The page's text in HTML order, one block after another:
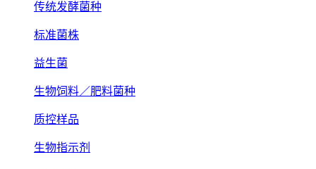
传统发酵菌种
标准菌株
益生菌
生物饲料／肥料菌种
质控样品
生物指示剂